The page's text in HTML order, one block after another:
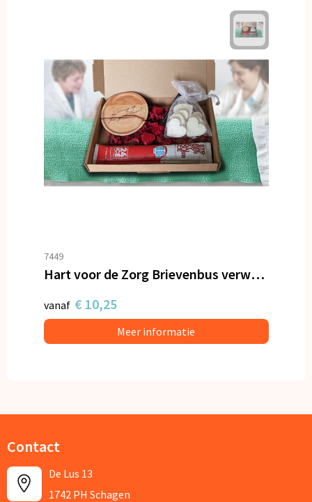
7449
Hart voor de Zorg Brievenbus verwenpakket
vanaf € 10,25
Meer informatie
Contact
De Lus 13
1742 PH Schagen